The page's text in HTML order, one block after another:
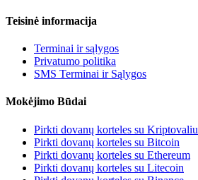
Teisinė informacija
Terminai ir sąlygos
Privatumo politika
SMS Terminai ir Sąlygos
Mokėjimo Būdai
Pirkti dovanų korteles su
Pirkti dovanų korteles su Bitcoin
Pirkti dovanų korteles su Ethereum
Pirkti dovanų korteles su Litecoin